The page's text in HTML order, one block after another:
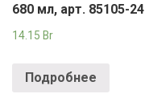
680 мл, арт. 85105-24
14.15 Br
Подробнее